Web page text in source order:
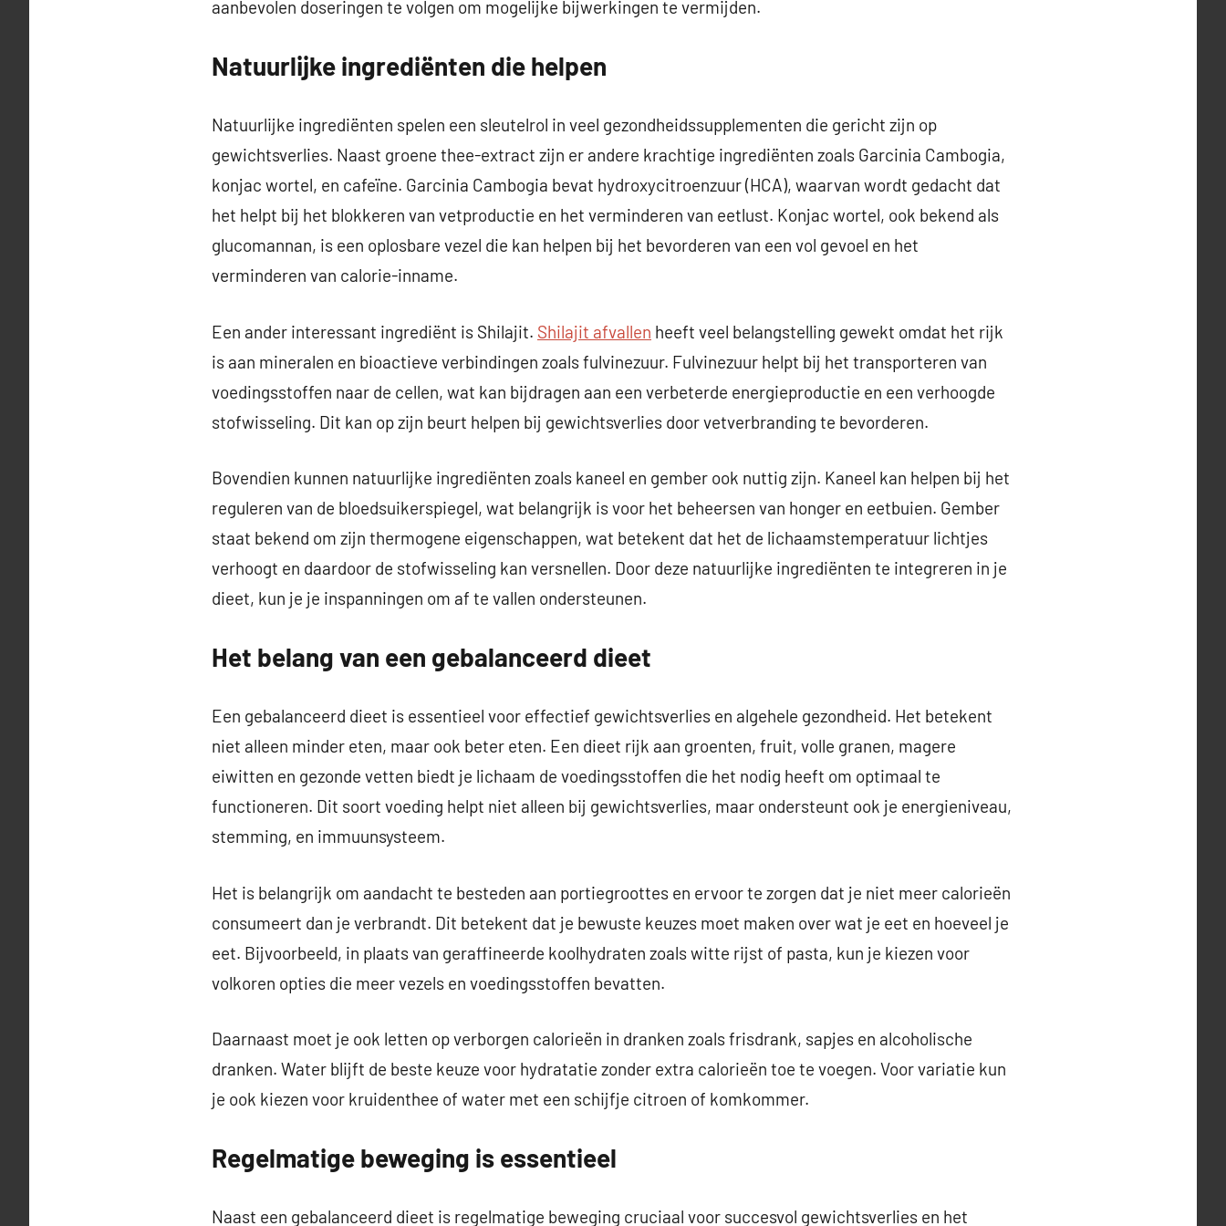
aanbevolen doseringen te volgen om mogelijke bijwerkingen te vermijden.
Natuurlijke ingrediënten die helpen
Natuurlijke ingrediënten spelen een sleutelrol in veel gezondheidssupplementen die gericht zijn op
gewichtsverlies. Naast groene thee-extract zijn er andere krachtige ingrediënten zoals Garcinia Cambogia,
konjac wortel, en cafeïne. Garcinia Cambogia bevat hydroxycitroenzuur (HCA), waarvan wordt gedacht dat
het helpt bij het blokkeren van vetproductie en het verminderen van eetlust. Konjac wortel, ook bekend als
glucomannan, is een oplosbare vezel die kan helpen bij het bevorderen van een vol gevoel en het
verminderen van calorie-inname.
Een ander interessant ingrediënt is Shilajit. Shilajit afvallen heeft veel belangstelling gewekt omdat het rijk
is aan mineralen en bioactieve verbindingen zoals fulvinezuur. Fulvinezuur helpt bij het transporteren van
voedingsstoffen naar de cellen, wat kan bijdragen aan een verbeterde energieproductie en een verhoogde
stofwisseling. Dit kan op zijn beurt helpen bij gewichtsverlies door vetverbranding te bevorderen.
Bovendien kunnen natuurlijke ingrediënten zoals kaneel en gember ook nuttig zijn. Kaneel kan helpen bij het
reguleren van de bloedsuikerspiegel, wat belangrijk is voor het beheersen van honger en eetbuien. Gember
staat bekend om zijn thermogene eigenschappen, wat betekent dat het de lichaamstemperatuur lichtjes
verhoogt en daardoor de stofwisseling kan versnellen. Door deze natuurlijke ingrediënten te integreren in je
dieet, kun je je inspanningen om af te vallen ondersteunen.
Het belang van een gebalanceerd dieet
Een gebalanceerd dieet is essentieel voor effectief gewichtsverlies en algehele gezondheid. Het betekent
niet alleen minder eten, maar ook beter eten. Een dieet rijk aan groenten, fruit, volle granen, magere
eiwitten en gezonde vetten biedt je lichaam de voedingsstoffen die het nodig heeft om optimaal te
functioneren. Dit soort voeding helpt niet alleen bij gewichtsverlies, maar ondersteunt ook je energieniveau,
stemming, en immuunsysteem.
Het is belangrijk om aandacht te besteden aan portiegroottes en ervoor te zorgen dat je niet meer calorieën
consumeert dan je verbrandt. Dit betekent dat je bewuste keuzes moet maken over wat je eet en hoeveel je
eet. Bijvoorbeeld, in plaats van geraffineerde koolhydraten zoals witte rijst of pasta, kun je kiezen voor
volkoren opties die meer vezels en voedingsstoffen bevatten.
Daarnaast moet je ook letten op verborgen calorieën in dranken zoals frisdrank, sapjes en alcoholische
dranken. Water blijft de beste keuze voor hydratatie zonder extra calorieën toe te voegen. Voor variatie kun
je ook kiezen voor kruidenthee of water met een schijfje citroen of komkommer.
Regelmatige beweging is essentieel
Naast een gebalanceerd dieet is regelmatige beweging cruciaal voor succesvol gewichtsverlies en het